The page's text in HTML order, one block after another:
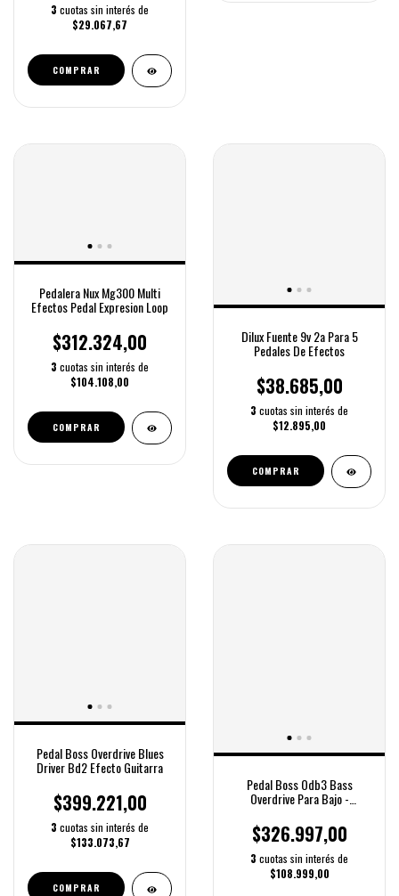
3 cuotas sin interés de
$29.067,67
COMPRAR
Pedalera Nux Mg300 Multi
Efectos Pedal Expresion Loop
$312.324,00
3 cuotas sin interés de
$104.108,00
COMPRAR
Dilux Fuente 9v 2a Para 5
Pedales De Efectos
$38.685,00
3 cuotas sin interés de
$12.895,00
Pedal Boss Overdrive Blues
Driver Bd2 Efecto Guitarra
$399.221,00
3 cuotas sin interés de
$133.073,67
COMPRAR
Pedal Boss Odb3 Bass
Overdrive Para Bajo -
$326.997,00
3 cuotas sin interés de
$108.999,00